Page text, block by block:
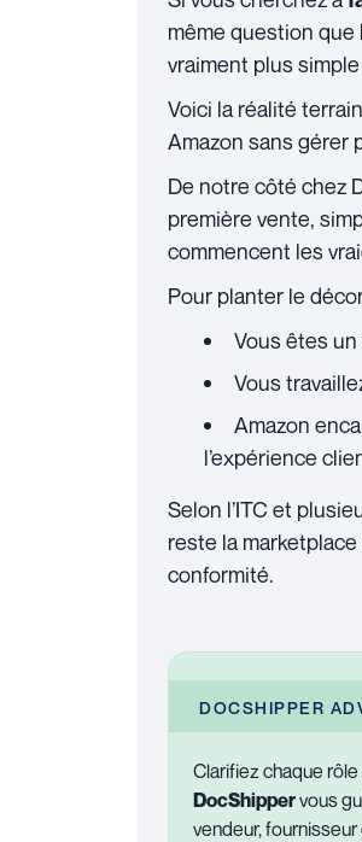
même question que
vraiment plus
Voici la réalité
Amazon sans gérer
De notre côté chez
première vente,
commencent les
Pour planter le
Vous êtes un
Vous
Amazon
l’expérience
Selon l’ITC et
reste la
conformité.
DOCSHIPPER
Clarifiez chaque
DocShippervous
vendeur,